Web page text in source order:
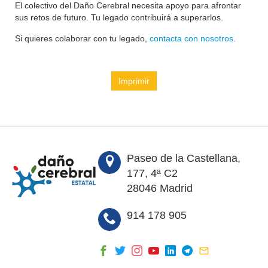
El colectivo del Daño Cerebral necesita apoyo para afrontar
sus retos de futuro. Tu legado contribuirá a superarlos.
Si quieres colaborar con tu legado, contacta con nosotros.
Imprimir
Paseo de la Castellana,
177, 4ª C2
28046 Madrid
914 178 905